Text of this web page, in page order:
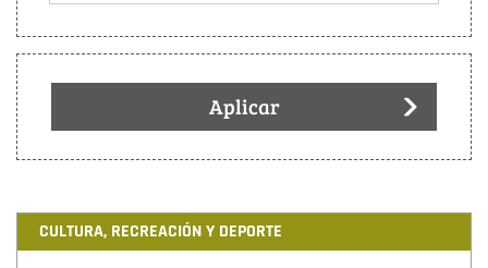
Aplicar
CULTURA, RECREACIÓN Y DEPORTE